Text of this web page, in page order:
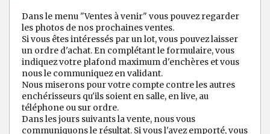
Dans le menu "Ventes à venir" vous pouvez regarder
les photos de nos prochaines ventes.
Si vous êtes intéressés par un lot, vous pouvez laisser
un ordre d'achat. En complétant le formulaire, vous
indiquez votre plafond maximum d'enchères et vous
nous le communiquez en validant.
Nous miserons pour votre compte contre les autres
enchérisseurs qu'ils soient en salle, en live, au
téléphone ou sur ordre.
Dans les jours suivants la vente, nous vous
communiquons le résultat. Si vous l'avez emporté, vous